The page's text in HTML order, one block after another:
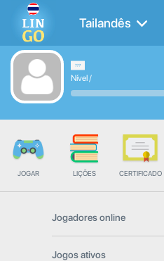
Tailandês
Nível/
JOGAR LIÇÕES CERTIFICADO
Jogadores online
Jogos ativos